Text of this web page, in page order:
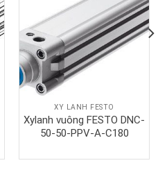
XY LANH FESTO
Xylanh vuông FESTO DNC-
50-50-PPV-A-C180